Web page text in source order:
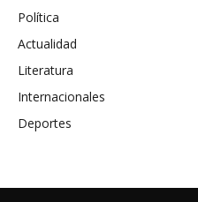
Política
Actualidad
Literatura
Internacionales
Deportes